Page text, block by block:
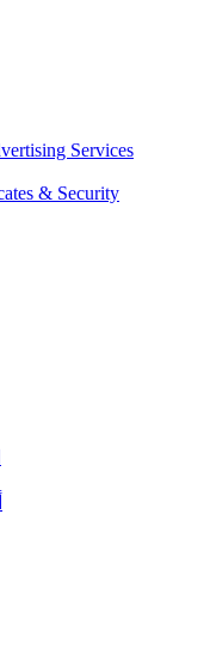
Services
& Security